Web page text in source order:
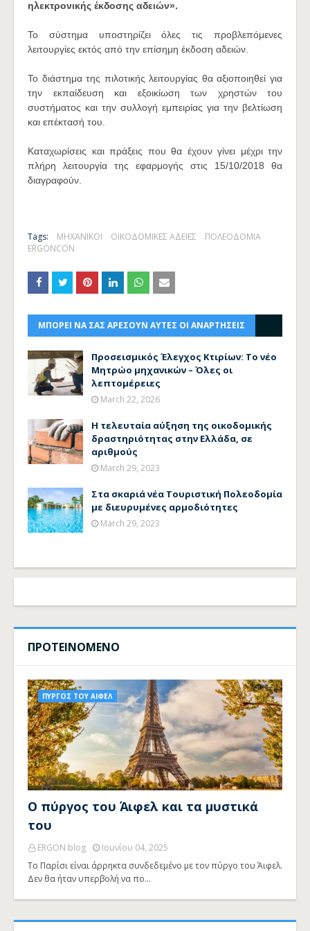
ηλεκτρονικής έκδοσης αδειών».
Το σύστημα υποστηρίζει όλες τις προβλεπόμενες
λειτουργίες εκτός από την επίσημη έκδοση αδειών.
Το διάστημα της πιλοτικής λειτουργίας θα αξιοποιηθεί για
την εκπαίδευση και εξοικίωση των χρηστών του
συστήματος και την συλλογή εμπειρίας για την βελτίωση
και επέκτασή του.
Καταχωρίσεις και πράξεις που θα έχουν γίνει μέχρι την
πλήρη λειτουργία της εφαρμογής στις 15/10/2018 θα
διαγραφούν.
Tags: ΜΗΧΑΝΙΚΟΙ ΟΙΚΟΔΟΜΙΚΕΣ ΑΔΕΙΕΣ
ΠΟΛΕΟΔΟΜΙΑ
ERGONCON
ΜΠΟΡΕΙ ΝΑ ΣΑΣ ΑΡΕΣΟΥΝ ΑΥΤΕΣ ΟΙ ΑΝΑΡΤΗΣΕΙΣ
Προσεισμικός Έλεγχος Κτιρίων: Το νέο
Μητρώο μηχανικών – Όλες οι
λεπτομέρειες
March 22, 2026
Η τελευταία αύξηση της οικοδομικής
δραστηριότητας στην Ελλάδα, σε
αριθμούς
March 29, 2023
Στα σκαριά νέα Τουριστική Πολεοδομία
με διευρυμένες αρμοδιότητες
March 29, 2023
ΠΡΟΤΕΙΝΟΜΕΝΟ
ΠΥΡΓΟΣ ΤΟΥ ΑΙΦΕΛ
Ο πύργος του Άιφελ και τα μυστικά
του
ERGON blog
Ιουνίου 04, 2025
Το Παρίσι είναι άρρηκτα συνδεδεμένο με τον πύργο του Άιφελ.
Δεν θα ήταν υπερβολή να πο…